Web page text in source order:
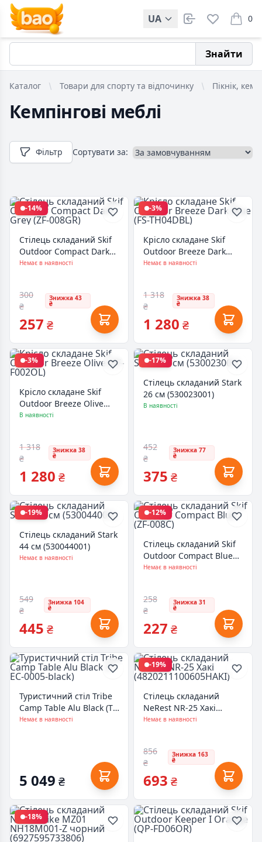
UA 0
items
Знайти
Каталог Товари для спорту та відпочинку Пікнік,
Кемпінгові меблі
Фільтр Сортувати за:
-14%
Стілець складаний Skif
Outdoor Compact Dark
Grey (ZF-008GR)
Немає в наявності
300
₴
Знижка 43
₴
257 ₴
-3%
Крісло складане Skif
Outdoor Breeze Dark
Blue (FS-TH04DBL)
Немає в наявності
1 318
₴
Знижка 38
₴
1 280 ₴
-3%
Крісло складане Skif
Outdoor Breeze Olive
(ZF-F002OL)
В наявності
1 318
₴
Знижка 38
₴
1 280 ₴
-17%
Стілець складаний Stark
26 см (530023001)
В наявності
452
₴
Знижка 77
₴
375 ₴
-19%
Стілець складаний Stark
44 см (530044001)
Немає в наявності
549
₴
Знижка 104
₴
445 ₴
-12%
Стілець складаний Skif
Outdoor Compact Blue
(ZF-008C)
Немає в наявності
258
₴
Знижка 31
₴
227 ₴
Туристичний стіл Tribe
Camp Table Alu Black (T-
EC-0005-black)
Немає в наявності
5 049 ₴
-19%
Стілець складаний
NeRest NR-25 Хакі
(4820211100605HAKI)
Немає в наявності
856
₴
Знижка 163
₴
693 ₴
-18%